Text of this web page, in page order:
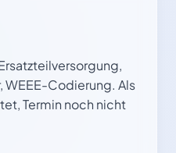
Codierung. Als
Termin noch nicht